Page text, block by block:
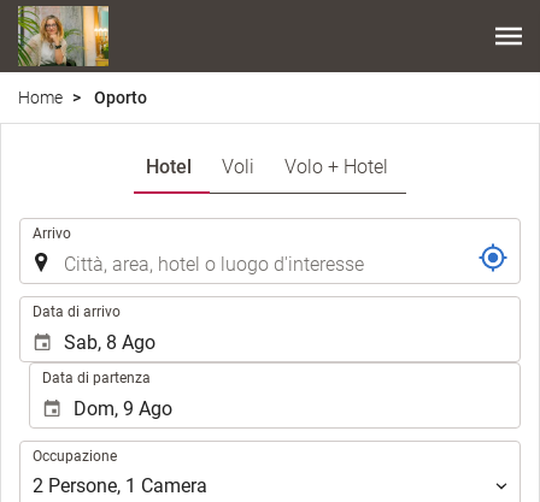
Home Oporto
Hotel Voli Volo + Hotel
Arrivo
Data di arrivo
Data di partenza
Occupazione
Occupazione
2 Persone, 1 Camera